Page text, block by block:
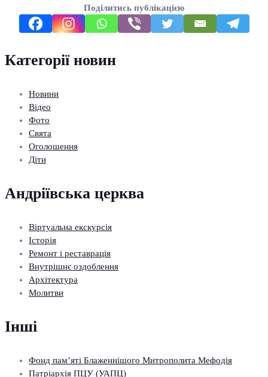
Поділитись публікацією
Категорії новин
Новини
Відео
Фото
Свята
Оголошення
Діти
Андріївська церква
Віртуальна екскурсія
Історія
Ремонт і реставрація
Внутрішнє оздоблення
Архітектура
Молитви
Інші
Фонд пам’яті Блаженнішого Митрополита Мефодія
Патріархія ПЦУ (УАПЦ)